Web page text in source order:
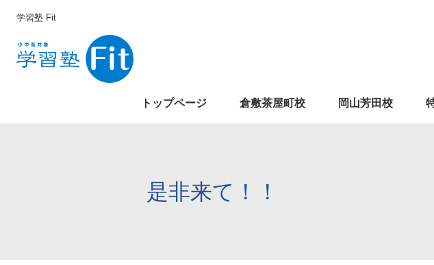
学習塾 Fit
トップページ 倉敷茶屋町校 岡山芳田校
是非来て！！